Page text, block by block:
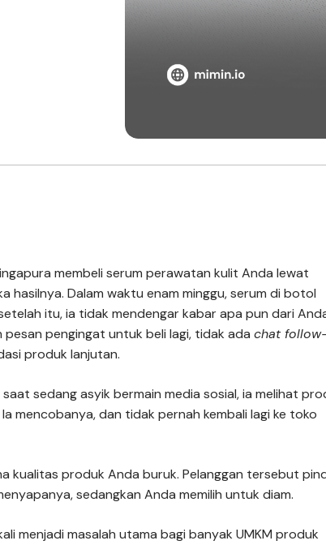
membeli serum perawatan kulit Anda lewat
hasilnya. Dalam waktu enam minggu, serum di botol
itu, ia tidak mendengar kabar apa pun dari
pengingat untuk beli lagi, tidak ada chat
produk lanjutan.
saat sedang asyik bermain media sosial, ia melihat
mencobanya, dan tidak pernah kembali lagi ke toko
kualitas produk Anda buruk. Pelanggan tersebut
sedangkan Anda memilih untuk diam.
menjadi masalah utama bagi banyak UMKM produk